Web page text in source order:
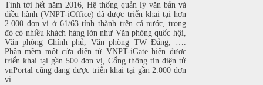
Tính tới hết năm 2016, Hệ thống quản lý văn bản và
điều hành (VNPT-iOffice) đã được triển khai tại hơn
2.000 đơn vị ở 61/63 tỉnh thành trên cả nước, trong
đó có nhiều khách hàng lớn như Văn phòng quốc hội,
Văn phòng Chính phủ, Văn phòng TW Đảng, ….
Phần mềm một cửa điện tử VNPT-iGate hiện được
triển khai tại gần 500 đơn vị, Cổng thông tin điện tử
vnPortal cũng đang được triển khai tại gần 2.000 đơn
vị.